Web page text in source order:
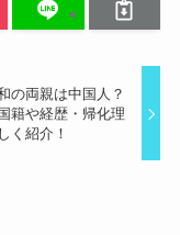
の両親は中国人？
籍や経歴・帰化理
く紹介！